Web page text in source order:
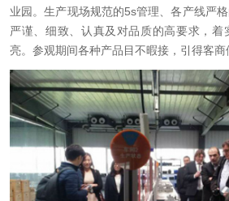
业园。生产现场规范的5s管理、各产线严
严谨、细致、认真及对品质的高要求，着
亮。参观期间各种产品目不暇接，引得客商